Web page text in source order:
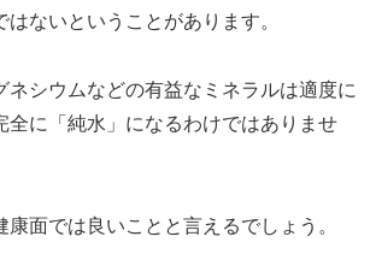
はないということがあります。
ネシウムなどの有益なミネラルは適度に
全に「純水」になるわけではありませ
康面では良いことと言えるでしょう。